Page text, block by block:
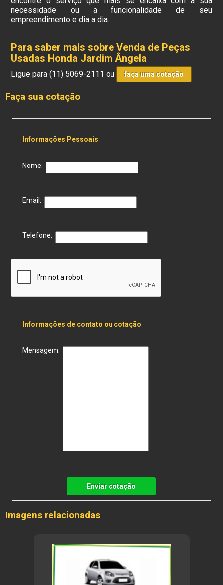
necessidade ou a funcionalidade de seu
empreendimento e dia a dia.
Para saber mais sobre Venda de Peças
Usadas Honda Jardim Ângela
Ligue para(11) 5069-2111 ou faça uma cotação
Faça sua cotação
Informações Pessoais
Nome:
Email:
Telefone:
Informações de contato ou cotação
Mensagem:
Enviar cotação
Imagens relacionadas